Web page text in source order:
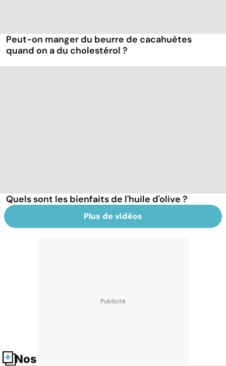
Peut-on manger du beurre de cacahuètes
quand on a du cholestérol ?
Quels sont les bienfaits de l'huile d'olive ?
Plus de vidéos
Nos fiches santé